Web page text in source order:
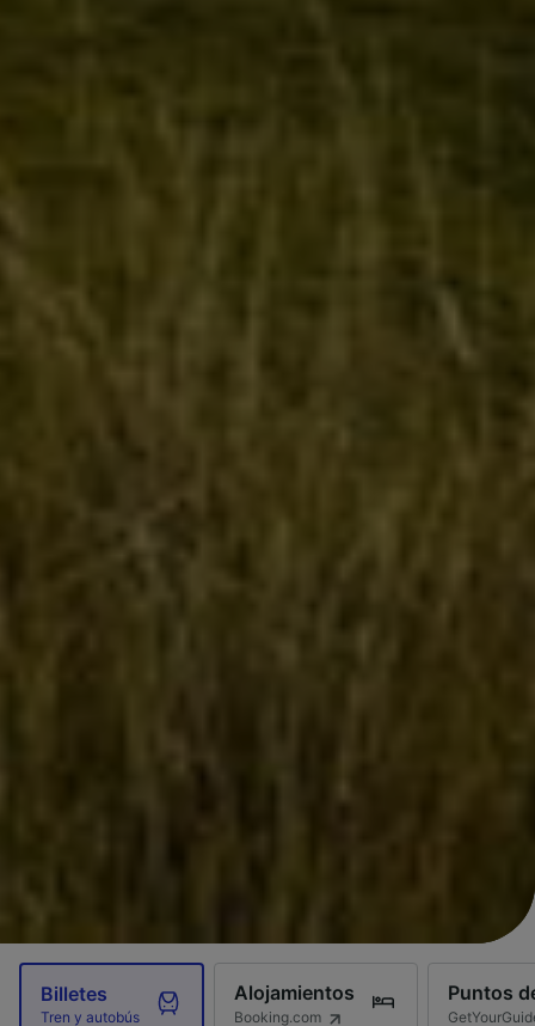
Billetes
Tren y autobús
Alojamientos
Booking.com
Puntos